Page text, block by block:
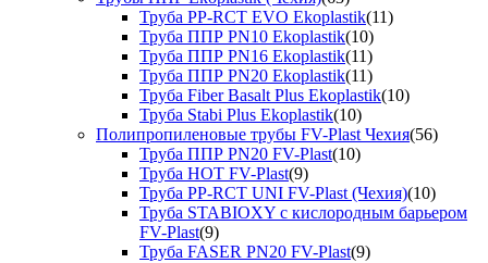
Труба PP-RCT EVO Ekoplastik(11)
Труба ППР PN10 Ekoplastik(10)
Труба ППР PN16 Ekoplastik(11)
Труба ППР PN20 Ekoplastik(11)
Труба Fiber Basalt Plus Ekoplastik(10)
Труба Stabi Plus Ekoplastik(10)
Полипропиленовые трубы FV-Plast Чехия(56)
Труба ППР PN20 FV-Plast(10)
Труба HOT FV-Plast(9)
Труба PP-RCT UNI FV-Plast (Чехия)(10)
Труба STABIOXY с кислородным барьером
FV-Plast(9)
Труба FASER PN20 FV-Plast(9)